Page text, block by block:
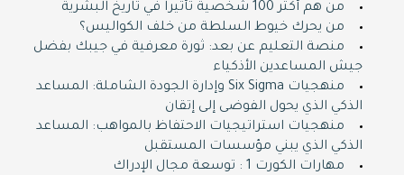
من هم أكثر 100 شخصية تأثيراً في تاريخ البشرية
من يحرك خيوط السلطة من خلف الكواليس؟
منصة التعليم عن بعد: ثورة معرفية في جيبك بفضل
جيش المساعدين الأذكياء
منهجيات Six Sigma وإدارة الجودة الشاملة: المساعد
الذكي الذي يحول الفوضى إلى إتقان
منهجيات استراتيجيات الاحتفاظ بالمواهب: المساعد
الذكي الذي يبني مؤسسات المستقبل
مهارات الكورت 1 : توسعة مجال الإدراك